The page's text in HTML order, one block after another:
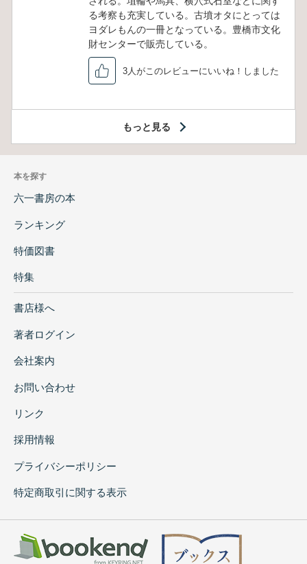
る考察も充実している。古墳オタにとっては
ヨダレもんの一冊となっている。豊橋市文化
財センターで販売している。
3人がこのレビューにいいね！しました
もっと見る
本を探す
六一書房の本
ランキング
特価図書
特集
書店様へ
著者ログイン
会社案内
お問い合わせ
リンク
採用情報
プライバシーポリシー
特定商取引に関する表示